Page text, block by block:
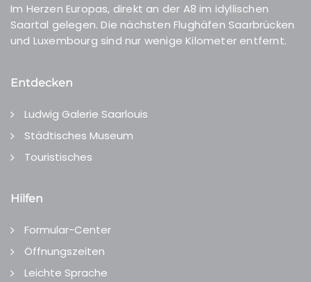
Im Herzen Europas, direkt an der A8 im idyllischen
Saartal gelegen. Die nächsten Flughäfen Saarbrücken
und Luxembourg sind nur wenige Kilometer entfernt.
Entdecken
Ludwig Galerie Saarlouis
Städtisches Museum
Touristisches
Hilfen
Formular-Center
Öffnungszeiten
Leichte Sprache